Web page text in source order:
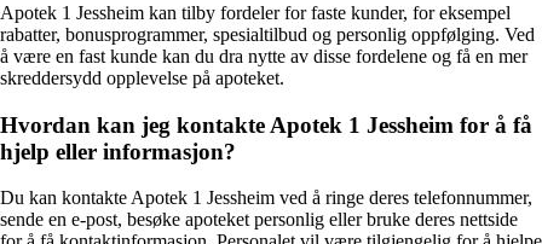
Apotek 1 Jessheim kan tilby fordeler for faste kunder, for eksempel
rabatter, bonusprogrammer, spesialtilbud og personlig oppfølging. Ved
å være en fast kunde kan du dra nytte av disse fordelene og få en mer
skreddersydd opplevelse på apoteket.
Hvordan kan jeg kontakte Apotek 1 Jessheim for å få
hjelp eller informasjon?
Du kan kontakte Apotek 1 Jessheim ved å ringe deres telefonnummer,
sende en e-post, besøke apoteket personlig eller bruke deres nettside